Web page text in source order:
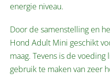
energie niveau.
Door de samenstelling en
Hond Adult Mini geschikt
maag. Tevens is de
gebruik te maken van zeer